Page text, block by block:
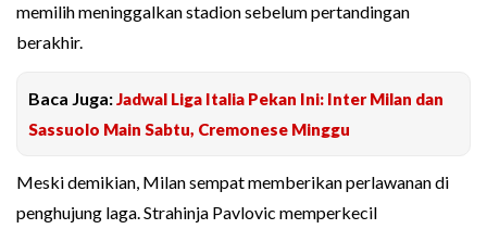
memilih meninggalkan stadion sebelum pertandingan
berakhir.
Baca Juga:Jadwal Liga Italia Pekan Ini: Inter Milan dan
Sassuolo Main Sabtu, Cremonese Minggu
Meski demikian, Milan sempat memberikan perlawanan di
penghujung laga. Strahinja Pavlovic memperkecil